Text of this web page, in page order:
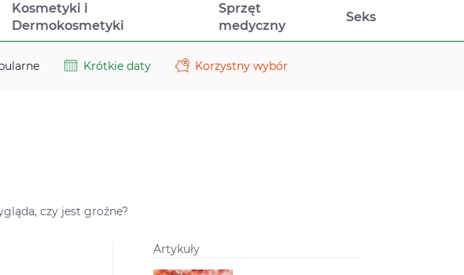
Kosmetyki i
Dermokosmetyki
Sprzęt
medyczny
Seks
Krótkie daty Korzystny wybór
czy jest groźne?
Artykuły